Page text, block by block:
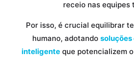
receio nas equipes
Por isso, é crucial equilibrar
humano, adotando soluções
inteligente que potencializem